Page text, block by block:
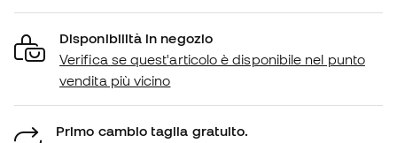
Disponibilità in negozio
Verifica se quest'articolo è disponibile nel punto
vendita più vicino
Primo cambio taglia gratuito.